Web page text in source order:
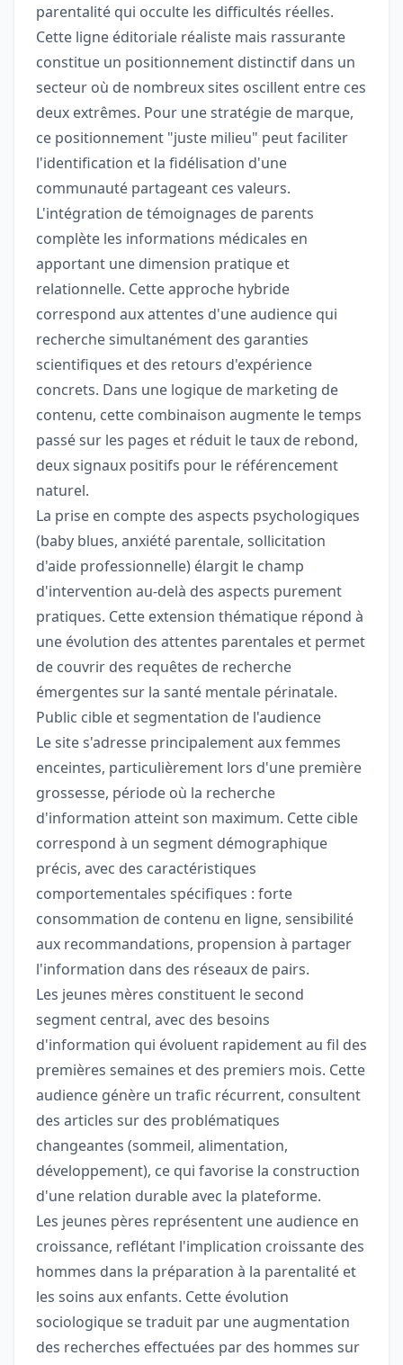
parentalité qui occulte les difficultés réelles.
Cette ligne éditoriale réaliste mais rassurante
constitue un positionnement distinctif dans un
secteur où de nombreux sites oscillent entre ces
deux extrêmes. Pour une stratégie de marque,
ce positionnement "juste milieu" peut faciliter
l'identification et la fidélisation d'une
communauté partageant ces valeurs.
L'intégration de témoignages de parents
complète les informations médicales en
apportant une dimension pratique et
relationnelle. Cette approche hybride
correspond aux attentes d'une audience qui
recherche simultanément des garanties
scientifiques et des retours d'expérience
concrets. Dans une logique de marketing de
contenu, cette combinaison augmente le temps
passé sur les pages et réduit le taux de rebond,
deux signaux positifs pour le référencement
naturel.
La prise en compte des aspects psychologiques
(baby blues, anxiété parentale, sollicitation
d'aide professionnelle) élargit le champ
d'intervention au-delà des aspects purement
pratiques. Cette extension thématique répond à
une évolution des attentes parentales et permet
de couvrir des requêtes de recherche
émergentes sur la santé mentale périnatale.
Public cible et segmentation de l'audience
Le site s'adresse principalement aux femmes
enceintes, particulièrement lors d'une première
grossesse, période où la recherche
d'information atteint son maximum. Cette cible
correspond à un segment démographique
précis, avec des caractéristiques
comportementales spécifiques : forte
consommation de contenu en ligne, sensibilité
aux recommandations, propension à partager
l'information dans des réseaux de pairs.
Les jeunes mères constituent le second
segment central, avec des besoins
d'information qui évoluent rapidement au fil des
premières semaines et des premiers mois. Cette
audience génère un trafic récurrent, consultent
des articles sur des problématiques
changeantes (sommeil, alimentation,
développement), ce qui favorise la construction
d'une relation durable avec la plateforme.
Les jeunes pères représentent une audience en
croissance, reflétant l'implication croissante des
hommes dans la préparation à la parentalité et
les soins aux enfants. Cette évolution
sociologique se traduit par une augmentation
des recherches effectuées par des hommes sur